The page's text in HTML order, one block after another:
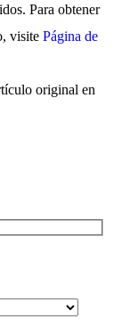
Para obtener
visite Página de
original en